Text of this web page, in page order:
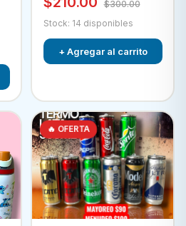
$300.00
Stock: 14 disponibles
+ Agregar al carrito
🔥 OFERTA